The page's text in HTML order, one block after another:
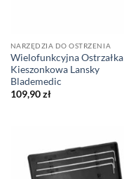
NARZĘDZIA DO OSTRZENIA
Wielofunkcyjna Ostrzałka
Kieszonkowa Lansky
Blademedic
109,90zł